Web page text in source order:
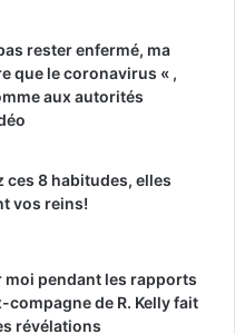
rester enfermé, ma
que le coronavirus « ,
aux autorités
ces 8 habitudes, elles
vos reins!
moi pendant les rapports
compagne de R. Kelly fait
révélations